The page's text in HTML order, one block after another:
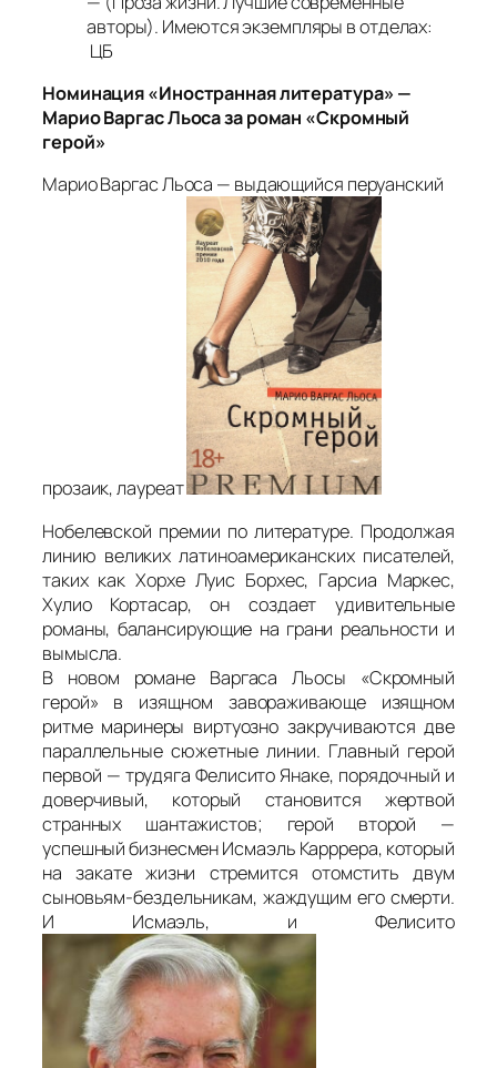
авторы). Имеются экземпляры в отделах:
ЦБ
Номинация «Иностранная литература» —
Марио Варгас Льоса за роман «Скромный
герой»
Марио Варгас Льоса — выдающийся перуанский
прозаик, лауреат
Нобелевской премии по литературе. Продолжая
линию великих латиноамериканских писателей,
таких как Хорхе Луис Борхес, Гарсиа Маркес,
Хулио Кортасар, он создает удивительные
романы, балансирующие на грани реальности и
вымысла.
В новом романе Варгаса Льосы «Скромный
герой» в изящном завораживающе изящном
ритме маринеры виртуозно закручиваются две
параллельные сюжетные линии. Главный герой
первой — трудяга Фелисито Янаке, порядочный и
доверчивый, который становится жертвой
странных шантажистов; герой второй —
успешный бизнесмен Исмаэль Карррера, который
на закате жизни стремится отомстить двум
сыновьям-бездельникам, жаждущим его смерти.
И Исмаэль, и Фелисито